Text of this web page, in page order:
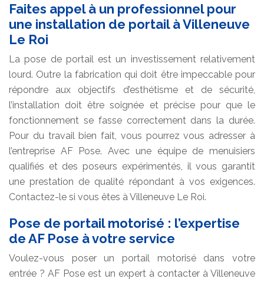
Faites appel à un professionnel pour
une installation de portail à Villeneuve
Le Roi
La pose de portail est un investissement relativement
lourd. Outre la fabrication qui doit être impeccable pour
répondre aux objectifs d’esthétisme et de sécurité,
l’installation doit être soignée et précise pour que le
fonctionnement se fasse correctement dans la durée.
Pour du travail bien fait, vous pourrez vous adresser à
l’entreprise AF Pose. Avec une équipe de menuisiers
qualifiés et des poseurs expérimentés, il vous garantit
une prestation de qualité répondant à vos exigences.
Contactez-le si vous êtes à Villeneuve Le Roi.
Pose de portail motorisé : l’expertise
de AF Pose à votre service
Voulez-vous poser un portail motorisé dans votre
entrée ? AF Pose est un expert à contacter à Villeneuve